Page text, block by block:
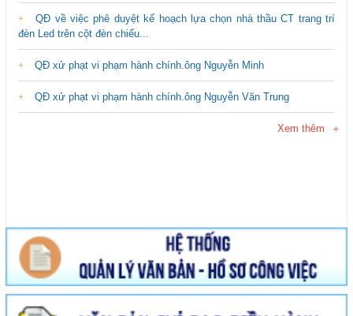
QĐ về việc phê duyệt kế hoạch lựa chọn nhà thầu CT trang trí
đèn Led trên cột đèn chiếu...
QĐ xử phạt vi phạm hành chính.ông Nguyễn Minh
QĐ xử phạt vi phạm hành chính.ông Nguyễn Văn Trung
Xem thêm